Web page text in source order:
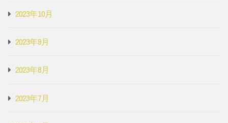
2023年10月
2023年9月
2023年8月
2023年7月